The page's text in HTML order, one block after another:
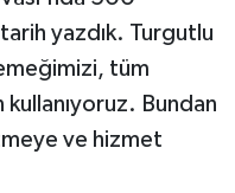
yazdık. Turgutlu
tüm
kullanıyoruz. Bundan
ve hizmet